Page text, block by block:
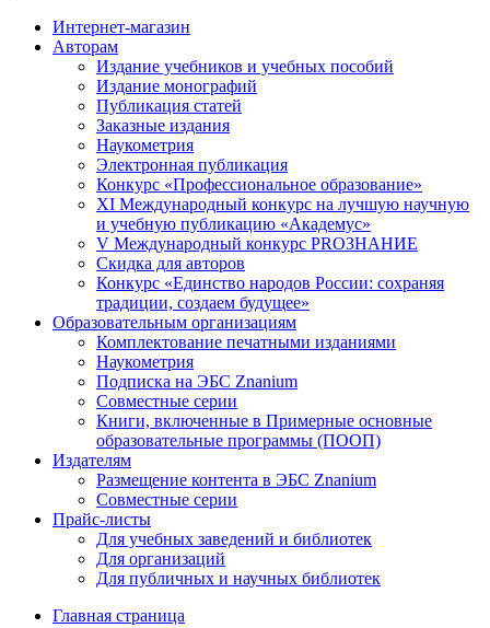
Интернет-магазин
Авторам
Издание учебников и учебных пособий
Издание монографий
Публикация статей
Заказные издания
Наукометрия
Электронная публикация
Конкурс «Профессиональное образование»
XI Международный конкурс на лучшую научную
и учебную публикацию «Академус»
V Международный конкурс PROЗНАНИЕ
Скидка для авторов
Конкурс «Единство народов России: сохраняя
традиции, создаем будущее»
Образовательным организациям
Комплектование печатными изданиями
Наукометрия
Подписка на ЭБС Znanium
Совместные серии
Книги, включенные в Примерные основные
образовательные программы (ПООП)
Издателям
Размещение контента в ЭБС Znanium
Совместные серии
Прайс-листы
Для учебных заведений и библиотек
Для организаций
Для публичных и научных библиотек
Главная страница